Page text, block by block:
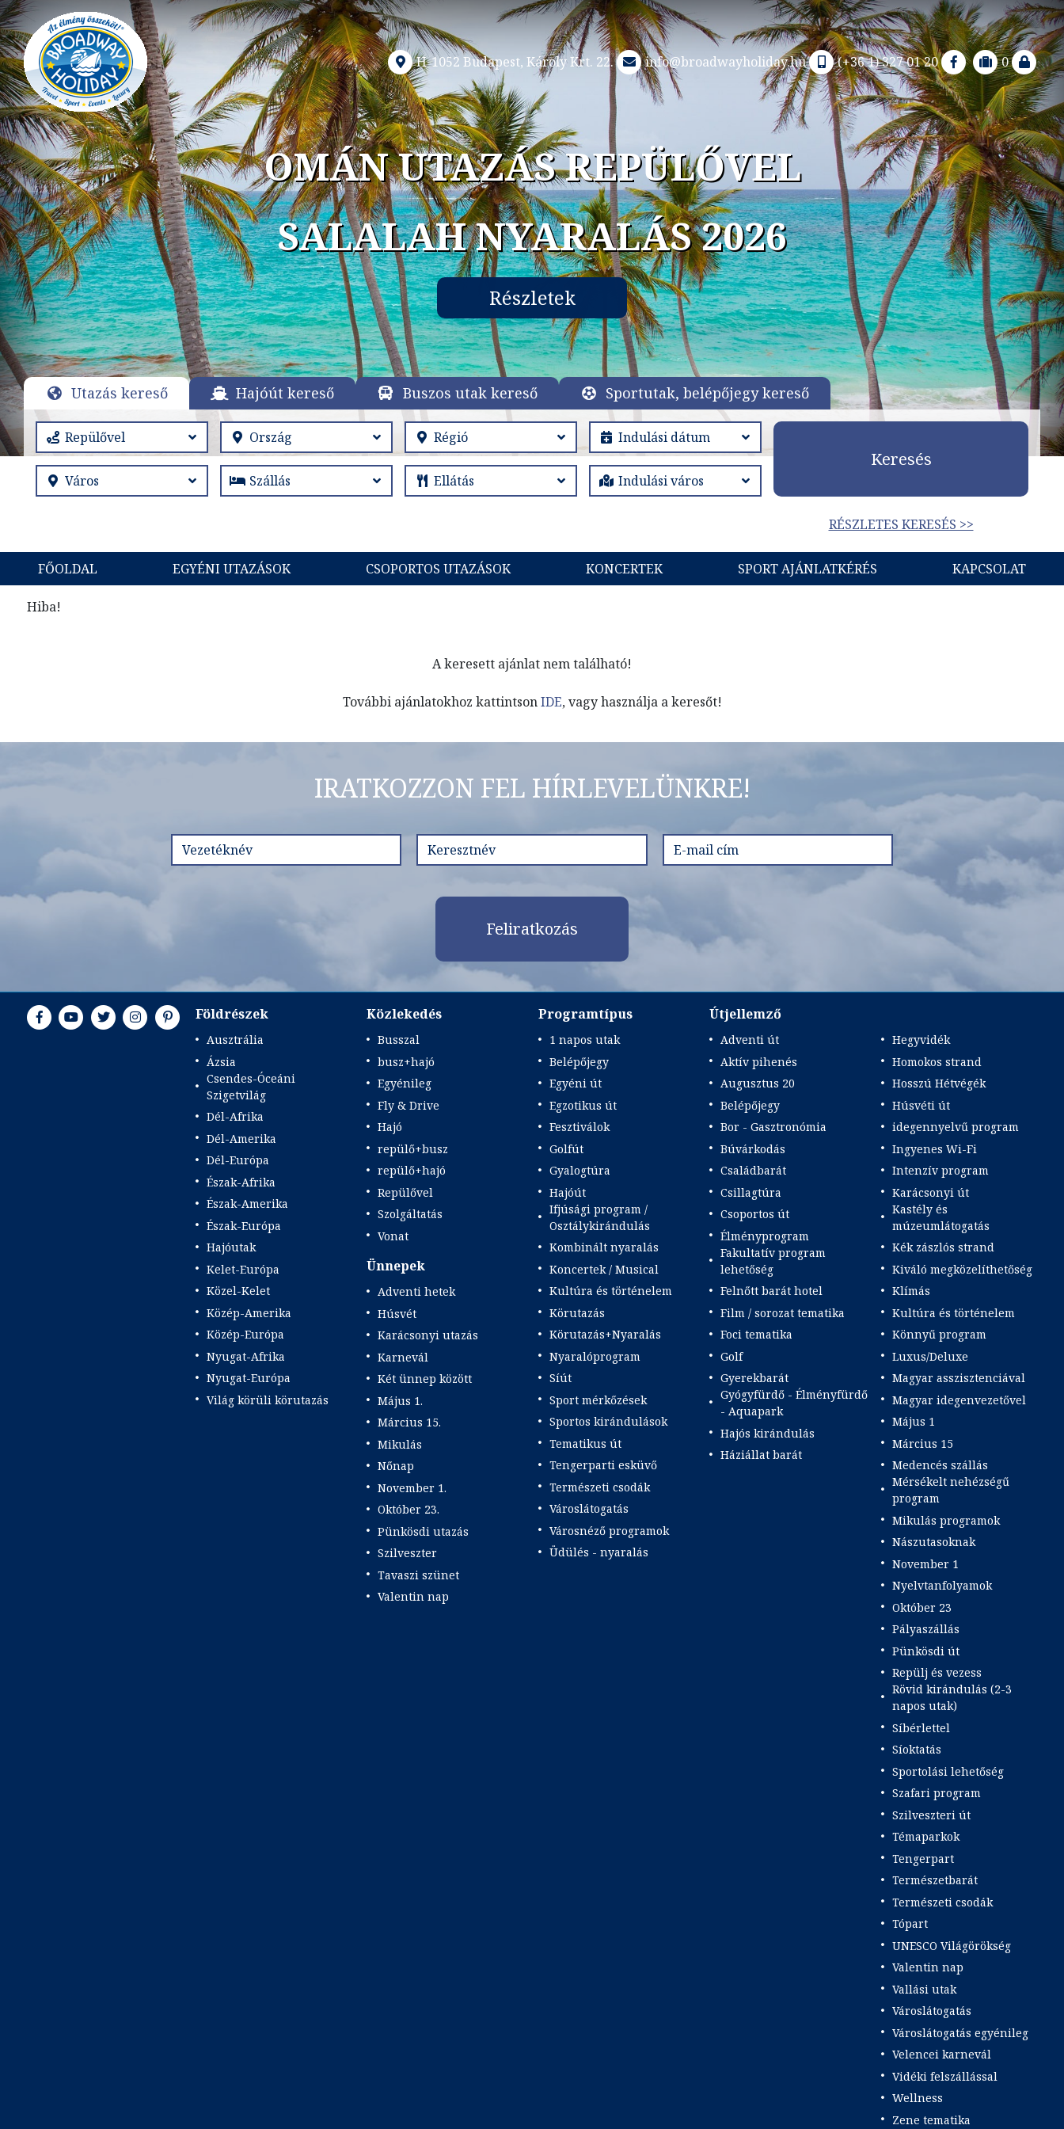
H-1052 Budapest, Károly Krt. 22. info@broadwayholiday.hu (+36 1) 327 01 20 0
OMÁN UTAZÁS REPÜLŐVEL
SALALAH NYARALÁS 2026
Részletek
Utazás kereső Hajóút kereső Buszos utak kereső Sportutak, belépőjegy kereső
Keresés
RÉSZLETES KERESÉS >>
FŐOLDAL EGYÉNI UTAZÁSOK CSOPORTOS UTAZÁSOK KONCERTEK SPORT AJÁNLATKÉRÉS KAPCSOLAT
Hiba!
A keresett ajánlat nem található!
További ajánlatokhoz kattintsonIDE, vagy használja a keresőt!
IRATKOZZON FEL HÍRLEVELÜNKRE!
Feliratkozás
Földrészek
Ausztrália
Ázsia
Csendes-Óceáni
Szigetvilág
Dél-Afrika
Dél-Amerika
Dél-Európa
Észak-Afrika
Észak-Amerika
Észak-Európa
Hajóutak
Kelet-Európa
Közel-Kelet
Közép-Amerika
Közép-Európa
Nyugat-Afrika
Nyugat-Európa
Világ körüli körutazás
Közlekedés
Busszal
busz+hajó
Egyénileg
Fly & Drive
Hajó
repülő+busz
repülő+hajó
Repülővel
Szolgáltatás
Vonat
Ünnepek
Adventi hetek
Húsvét
Karácsonyi utazás
Karnevál
Két ünnep között
Május 1.
Március 15.
Mikulás
Nőnap
November 1.
Október 23.
Pünkösdi utazás
Szilveszter
Tavaszi szünet
Valentin nap
Programtípus
1 napos utak
Belépőjegy
Egyéni út
Egzotikus út
Fesztiválok
Golfút
Gyalogtúra
Hajóút
Ifjúsági program /
Osztálykirándulás
Kombinált nyaralás
Koncertek / Musical
Kultúra és történelem
Körutazás
Körutazás+Nyaralás
Nyaralóprogram
Síút
Sport mérkőzések
Sportos kirándulások
Tematikus út
Tengerparti esküvő
Természeti csodák
Városlátogatás
Városnéző programok
Üdülés - nyaralás
Útjellemző
Adventi út
Aktív pihenés
Augusztus 20
Belépőjegy
Bor - Gasztronómia
Búvárkodás
Családbarát
Csillagtúra
Csoportos út
Élményprogram
Fakultatív program
lehetőség
Felnőtt barát hotel
Film / sorozat tematika
Foci tematika
Golf
Gyerekbarát
Gyógyfürdő - Élményfürdő
- Aquapark
Hajós kirándulás
Háziállat barát
Hegyvidék
Homokos strand
Hosszú Hétvégék
Húsvéti út
idegennyelvű program
Ingyenes Wi-Fi
Intenzív program
Karácsonyi út
Kastély és
múzeumlátogatás
Kék zászlós strand
Kiváló megközelíthetőség
Klímás
Kultúra és történelem
Könnyű program
Luxus/Deluxe
Magyar asszisztenciával
Magyar idegenvezetővel
Május 1
Március 15
Medencés szállás
Mérsékelt nehézségű
program
Mikulás programok
Nászutasoknak
November 1
Nyelvtanfolyamok
Október 23
Pályaszállás
Pünkösdi út
Repülj és vezess
Rövid kirándulás (2-3
napos utak)
Síbérlettel
Síoktatás
Sportolási lehetőség
Szafari program
Szilveszteri út
Témaparkok
Tengerpart
Természetbarát
Természeti csodák
Tópart
UNESCO Világörökség
Valentin nap
Vallási utak
Városlátogatás
Városlátogatás egyénileg
Velencei karnevál
Vidéki felszállással
Wellness
Zene tematika